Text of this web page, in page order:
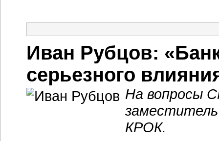
Иван Рубцов:
серьезного
На вопросы
заместитель
КРОК.